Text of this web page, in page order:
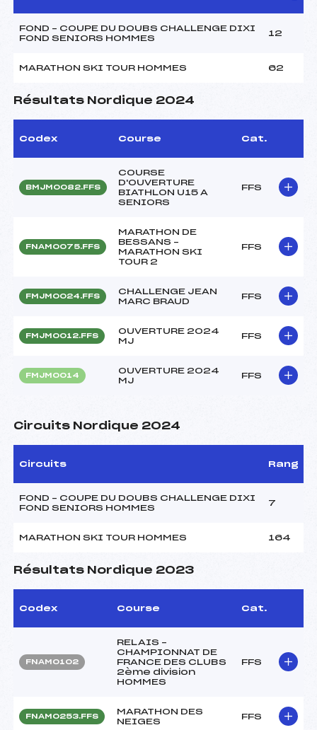
FOND – COUPE DU DOUBS CHALLENGE DIXI
FOND SENIORS HOMMES
12
MARATHON SKI TOUR HOMMES 62
Résultats Nordique 2024
Codex Course Cat.
BMJM0082.FFS
COURSE
D'OUVERTURE
BIATHLON U15 A
SENIORS
FFS
FNAM0075.FFS
MARATHON DE
BESSANS –
MARATHON SKI
TOUR 2
FFS
FMJM0024.FFS
CHALLENGE JEAN
MARC BRAUD
FFS
FMJM0012.FFS
OUVERTURE 2024
MJ
FFS
FMJM0014
OUVERTURE 2024
MJ
FFS
Circuits Nordique 2024
Circuits Rang
FOND – COUPE DU DOUBS CHALLENGE DIXI
FOND SENIORS HOMMES
7
MARATHON SKI TOUR HOMMES 164
Résultats Nordique 2023
Codex Course Cat.
FNAM0102
RELAIS –
CHAMPIONNAT DE
FRANCE DES CLUBS
2ème division
HOMMES
FFS
FNAM0253.FFS
MARATHON DES
NEIGES
FFS